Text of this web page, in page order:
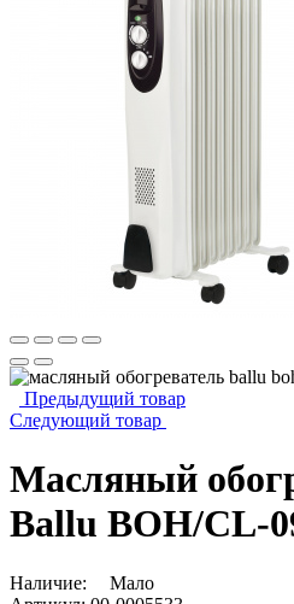
Предыдущий товар
Следующий товар
Масляный
Ballu BOH/CL-
Наличие:
Мало